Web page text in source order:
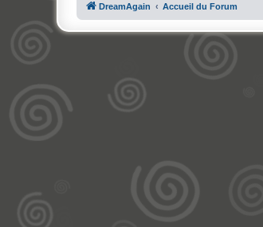
DreamAgain Accueil du Forum